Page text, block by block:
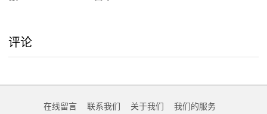
评论
在线留言 联系我们 关于我们 我们的服务